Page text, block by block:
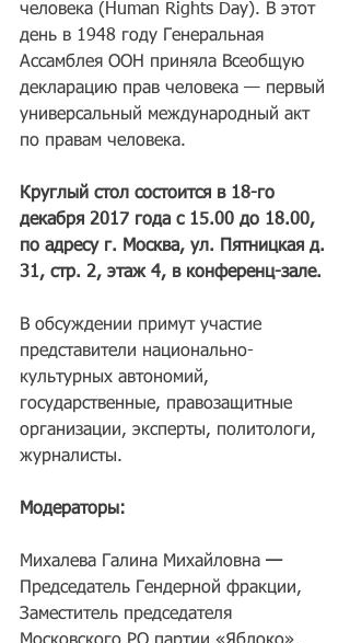
человека (Human Rights Day). В этот
день в 1948 году Генеральная
Ассамблея ООН приняла Всеобщую
декларацию прав человека — первый
универсальный международный акт
по правам человека.
Круглый стол состоится в 18-го
декабря 2017 года с 15.00 до 18.00,
по адресу г. Москва, ул. Пятницкая д.
31, стр. 2, этаж 4, в конференц-зале.
В обсуждении примут участие
представители национально-
культурных автономий,
государственные, правозащитные
организации, эксперты, политологи,
журналисты.
Модераторы:
Михалева Галина Михайловна —
Председатель Гендерной фракции,
Заместитель председателя